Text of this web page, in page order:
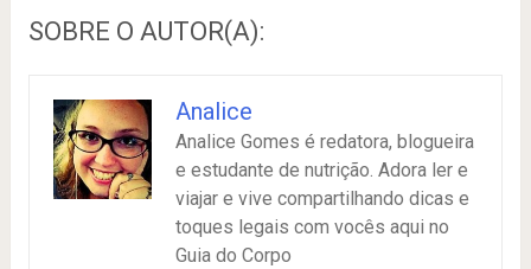
SOBRE O AUTOR(A):
Analice
Analice Gomes é redatora, blogueira
e estudante de nutrição. Adora ler e
viajar e vive compartilhando dicas e
toques legais com vocês aqui no
Guia do Corpo